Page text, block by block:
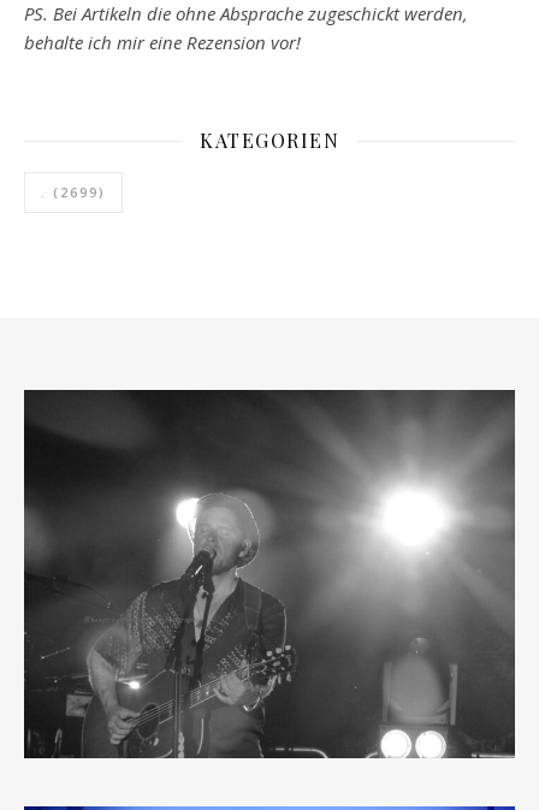
PS. Bei Artikeln die ohne Absprache zugeschickt werden,
behalte ich mir eine Rezension vor!
KATEGORIEN
. (2699)